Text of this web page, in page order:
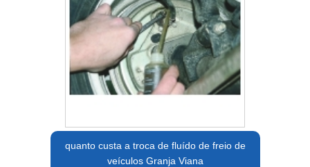
quanto custa a troca de fluído de freio de
veículos Granja Viana